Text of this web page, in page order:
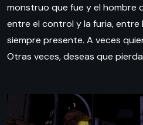
monstruo que fue y el hombre
entre el control y la furia, entre
siempre presente. A veces
Otras veces, deseas que